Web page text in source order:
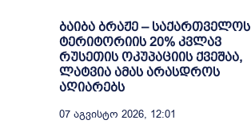
ბაიბა ბრაჟე – საქართველოს
ტერიტორიის 20% კვლავ
რუსეთის ოკუპაციის ქვეშაა,
ლატვია ამას არასდროს
აღიარებს
07 Აგვისტო 2026, 12:01